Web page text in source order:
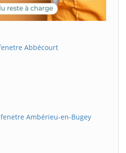
Abbécourt
Ambérieu-en-Bugey